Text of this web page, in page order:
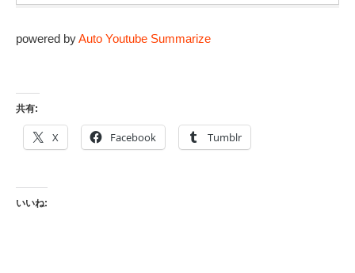
powered byAuto Youtube Summarize
共有:
X Facebook Tumblr
いいね: